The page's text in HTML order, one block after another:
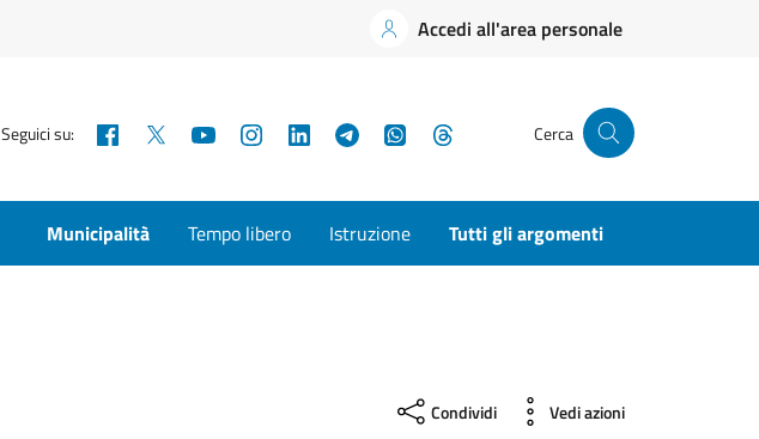
Accedi all'area personale
Seguici su: Facebook YouTubeInstagramLinkedInTelegramWhatsApp Cerca
Municipalità Tempo libero Istruzione Tutti gli argomenti
Condividi Vedi azioni